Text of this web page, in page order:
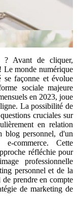
? Avant de cliquer,
Le monde numérique
se façonne et évolue
sociale majeure
en 2023, joue
La possibilité de
cruciales sur
en relation
blog personnel, d'un
commerce. Cette
réfléchie pour
professionnelle
personnel et de la
prendre en compte
de marketing de